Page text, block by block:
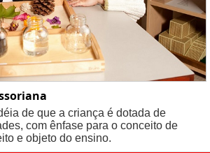
de que a criança é dotada de
com ênfase para o conceito de
e objeto do ensino.